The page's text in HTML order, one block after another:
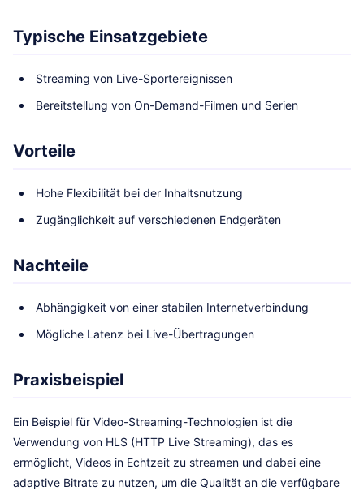
Typische Einsatzgebiete
Streaming von Live-Sportereignissen
Bereitstellung von On-Demand-Filmen und Serien
Vorteile
Hohe Flexibilität bei der Inhaltsnutzung
Zugänglichkeit auf verschiedenen Endgeräten
Nachteile
Abhängigkeit von einer stabilen Internetverbindung
Mögliche Latenz bei Live-Übertragungen
Praxisbeispiel
Ein Beispiel für Video-Streaming-Technologien ist die
Verwendung von HLS (HTTP Live Streaming), das es
ermöglicht, Videos in Echtzeit zu streamen und dabei eine
adaptive Bitrate zu nutzen, um die Qualität an die verfügbare